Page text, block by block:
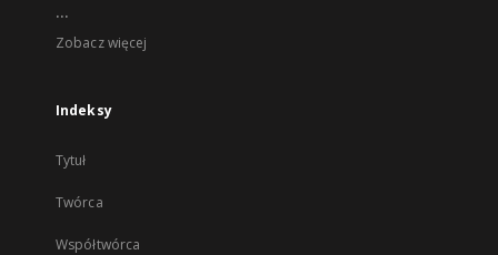
...
Zobacz więcej
Indeksy
Tytuł
Twórca
Współtwórca